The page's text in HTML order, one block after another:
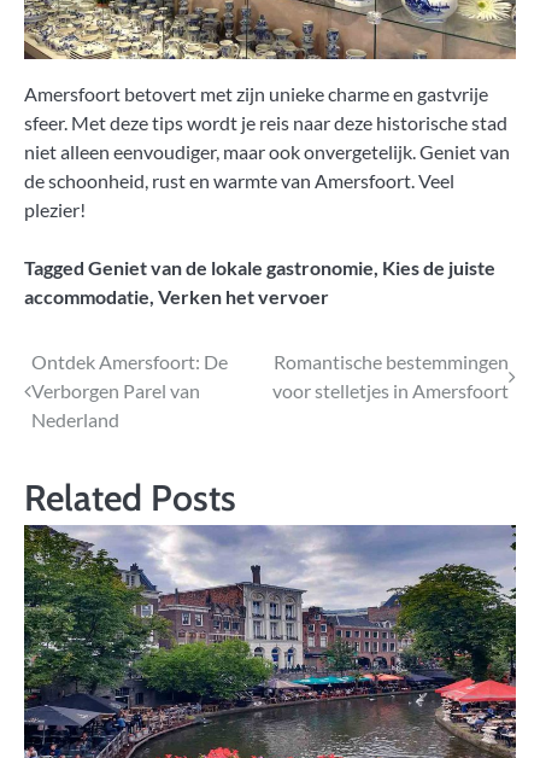
Amersfoort betovert met zijn unieke charme en gastvrije
sfeer. Met deze tips wordt je reis naar deze historische stad
niet alleen eenvoudiger, maar ook onvergetelijk. Geniet van
de schoonheid, rust en warmte van Amersfoort. Veel
plezier!
Tagged Geniet van de lokale gastronomie Kies de juiste
accommodatie Verken het vervoer
Bericht
navigatie
Ontdek Amersfoort: De
Verborgen Parel van
Nederland
Romantische bestemmingen
voor stelletjes in Amersfoort
Related Posts